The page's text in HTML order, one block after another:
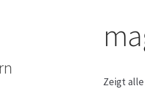
Zeigt alle